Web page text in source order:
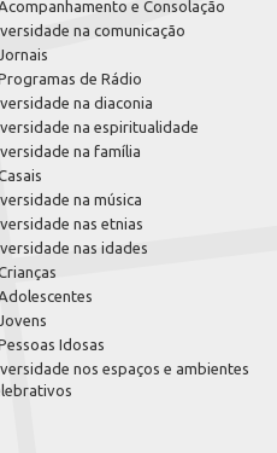
e Consolação
na comunicação
de Rádio
na diaconia
na espiritualidade
na família
na música
nas etnias
nas idades
Idosas
nos espaços e ambientes